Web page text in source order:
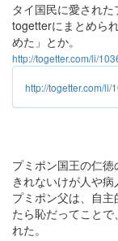
タイ国民に愛され
togetterにまとめら
めた」とか。
http://togetter.com/li/
http://togetter.com/li/
プミポン国王の仁
きれないけが人や
プミポン父は、自
たら恥だってこと
れた。